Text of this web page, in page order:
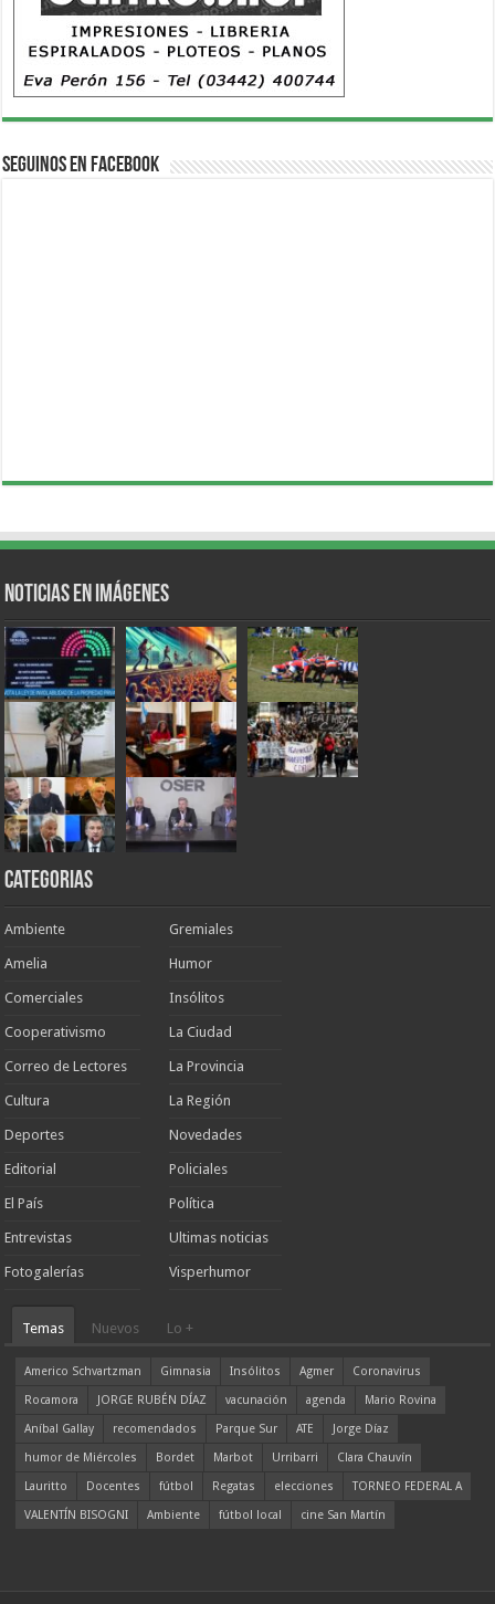
Seguinos en Facebook
Noticias en Imágenes
Categorias
Ambiente
Amelia
Comerciales
Cooperativismo
Correo de Lectores
Cultura
Deportes
Editorial
El País
Entrevistas
Fotogalerías
Gremiales
Humor
Insólitos
La Ciudad
La Provincia
La Región
Novedades
Policiales
Política
Ultimas noticias
Visperhumor
Temas Nuevos Lo +
Americo Schvartzman Gimnasia Insólitos Agmer
Coronavirus
Rocamora
JORGE RUBÉN DÍAZ vacunación agenda
Mario Rovina
Aníbal Gallay
recomendados Parque Sur ATE
Jorge Díaz
humor de Miércoles
Bordet Marbot Urribarri
Clara Chauvín
Lauritto
Docentes fútbol Regatas elecciones
TORNEO FEDERAL A
VALENTÍN BISOGNI
Ambiente fútbol local cine San Martín